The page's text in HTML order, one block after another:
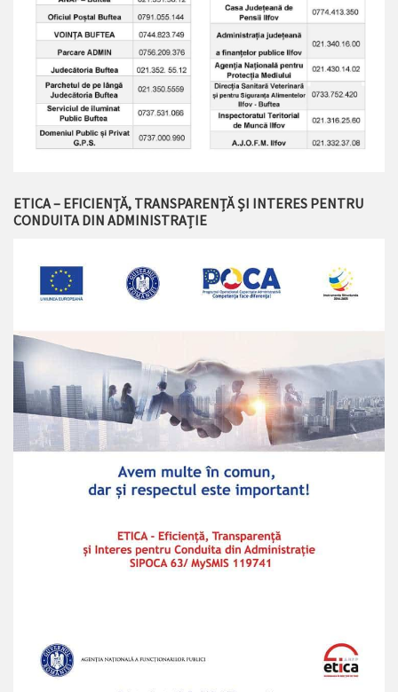
ETICA – EFICIENȚĂ, TRANSPARENȚĂ ȘI INTERES PENTRU
CONDUITA DIN ADMINISTRAȚIE